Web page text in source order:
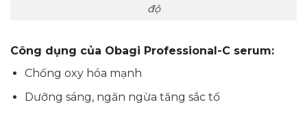
độ
Công dụng của Obagi Professional-C serum:
Chống oxy hóa mạnh
Dưỡng sáng, ngăn ngừa tăng sắc tố